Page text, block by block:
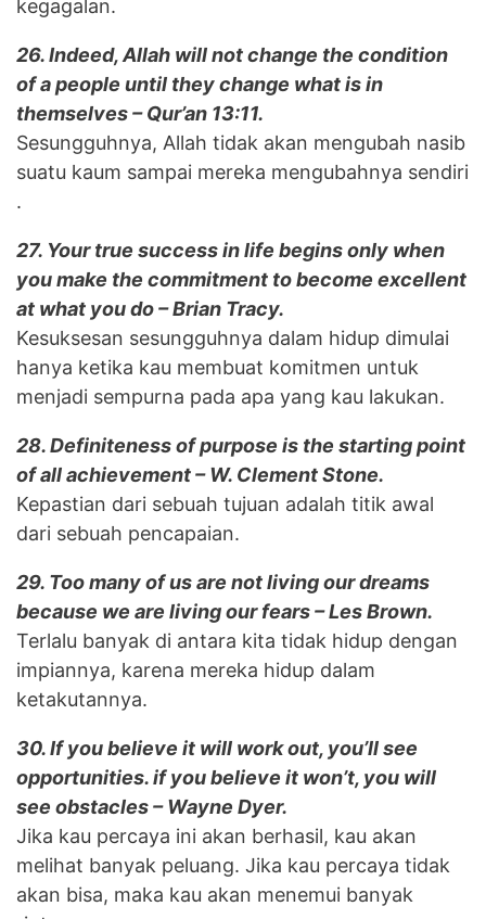
kegagalan.
26. Indeed, Allah will not change the condition
of a people until they change what is in
themselves – Qur’an 13:11.
Sesungguhnya, Allah tidak akan mengubah nasib
suatu kaum sampai mereka mengubahnya sendiri
.
27. Your true success in life begins only when
you make the commitment to become excellent
at what you do – Brian Tracy.
Kesuksesan sesungguhnya dalam hidup dimulai
hanya ketika kau membuat komitmen untuk
menjadi sempurna pada apa yang kau lakukan.
28. Definiteness of purpose is the starting point
of all achievement – W. Clement Stone.
Kepastian dari sebuah tujuan adalah titik awal
dari sebuah pencapaian.
29. Too many of us are not living our dreams
because we are living our fears – Les Brown.
Terlalu banyak di antara kita tidak hidup dengan
impiannya, karena mereka hidup dalam
ketakutannya.
30. If you believe it will work out, you’ll see
opportunities. if you believe it won’t, you will
see obstacles – Wayne Dyer.
Jika kau percaya ini akan berhasil, kau akan
melihat banyak peluang. Jika kau percaya tidak
akan bisa, maka kau akan menemui banyak